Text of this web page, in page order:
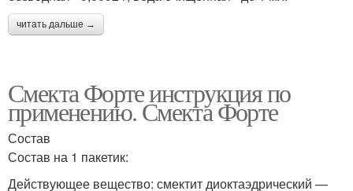
читать дальше →
Смекта Форте инструкция по
применению. Смекта Форте
Состав
Состав на 1 пакетик:
Действующее вещество: смектит диоктаэдрический —